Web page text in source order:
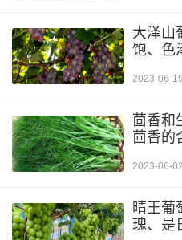
大泽山
饱、色
2023-06-19
茴香和
茴香的
2023-06-02
晴王葡
瑰、是